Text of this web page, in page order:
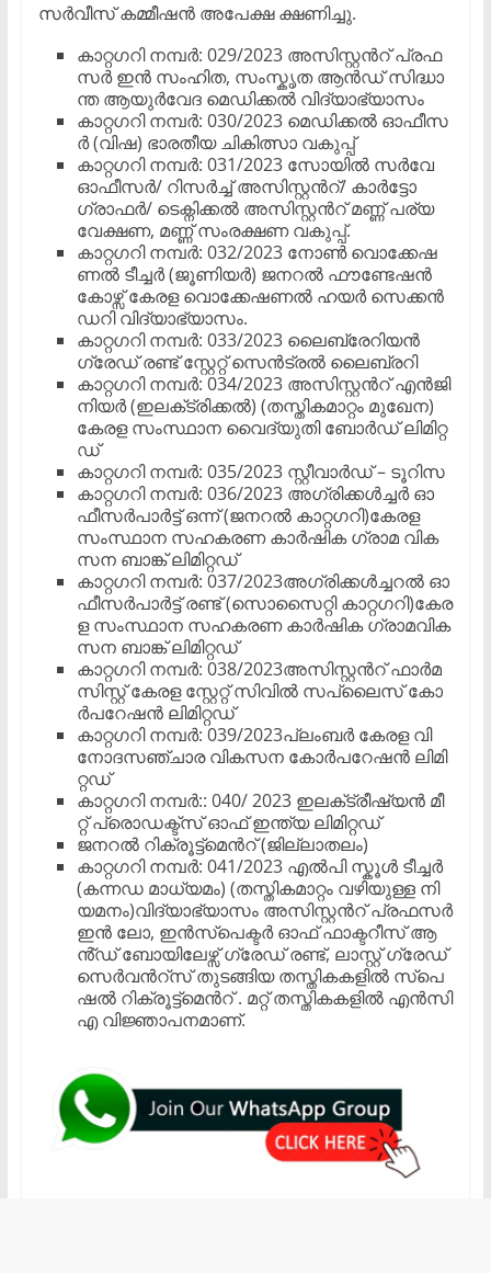
സ​ർ​വീ​സ് ക​മ്മീ​ഷ​ൻ അ​പേ​ക്ഷ ക്ഷ​ണി​ച്ചു.
കാ​റ്റ​ഗ​റി ന​മ്പർ: 029/2023 അ​സി​സ്റ്റ​ന്‍റ് പ്ര​ഫ​
സ​ർ ഇ​ൻ സം​ഹി​ത, സം​സ്കൃ​ത ആ​ൻ​ഡ് സി​ദ്ധാ​
ന്ത ആ​യു​ർ​വേ​ദ മെ​ഡി​ക്ക​ൽ വി​ദ്യാ​ഭ്യാ​സം
കാ​റ്റ​ഗ​റി ന​മ്പർ: 030/2023 മെ​ഡി​ക്ക​ൽ ഓ​ഫീ​സ​
ർ (വി​ഷ) ഭാ​ര​തീ​യ ചി​കി​ത്സാ വ​കു​പ്പ്
കാ​റ്റ​ഗ​റി ന​മ്പർ: 031/2023 സോ​യി​ൽ സ​ർ​വേ
ഓ​ഫീ​സ​ർ/ റി​സ​ർ​ച്ച് അ​സി​സ്റ്റ​ന്‍റ്/ കാ​ർ​ട്ടോ​
ഗ്രാ​ഫ​ർ/ ടെ​ക്നി​ക്ക​ൽ അ​സി​സ്റ്റ​ന്‍റ് മ​ണ്ണ് പ​ര്യ​
വേ​ക്ഷ​ണ, മ​ണ്ണ് സം​ര​ക്ഷ​ണ വ​കു​പ്പ്.
കാ​റ്റ​ഗ​റി ന​മ്പർ: 032/2023 നോ​ണ്‍ വൊ​ക്കേ​ഷ​
ണ​ൽ ടീ​ച്ച​ർ (ജൂ​ണി​യ​ർ) ജ​ന​റ​ൽ ഫൗ​ണ്ടേ​ഷ​ൻ
കോ​ഴ്സ് കേ​ര​ള വൊ​ക്കേ​ഷ​ണ​ൽ ഹ​യ​ർ സെ​ക്ക​ൻ​
ഡ​റി വി​ദ്യാ​ഭ്യാ​സം.
കാ​റ്റ​ഗ​റി ന​മ്പർ: 033/2023 ലൈ​ബ്രേ​റി​യ​ൻ
ഗ്രേ​ഡ് ര​ണ്ട് സ്റ്റേ​റ്റ് സെ​ൻ​ട്ര​ൽ ലൈ​ബ്ര​റി
കാ​റ്റ​ഗ​റി ന​മ്പർ: 034/2023 അ​സി​സ്റ്റ​ന്‍റ് എ​ൻ​ജി​
നി​യ​ർ (ഇ​ല​ക്‌​ട്രി​ക്ക​ൽ) (ത​സ്തി​ക​മാ​റ്റം മു​ഖേ​ന)
കേ​ര​ള സം​സ്ഥാ​ന വൈ​ദ്യു​തി ബോ​ർ​ഡ് ലി​മി​റ്റ​
ഡ്
കാ​റ്റ​ഗ​റി ന​മ്പർ: 035/2023 സ്റ്റീ​വാ​ർ​ഡ് – ടൂ​റി​സ
കാ​റ്റ​ഗ​റി ന​മ്പർ: 036/2023 അ​ഗ്രി​ക്ക​ൾ​ച്ച​ർ ഓ​
ഫീ​സ​ർപാ​ർ​ട്ട് ഒ​ന്ന് (ജ​ന​റ​ൽ കാ​റ്റ​ഗ​റി)കേ​ര​ള
സം​സ്ഥാ​ന സ​ഹ​ക​ര​ണ കാ​ർ​ഷി​ക ഗ്രാ​മ വി​ക​
സ​ന ബാ​ങ്ക് ലി​മി​റ്റ​ഡ്
കാ​റ്റ​ഗ​റി ന​മ്പർ: 037/2023അ​ഗ്രി​ക്ക​ൾ​ച്ച​റ​ൽ ഓ​
ഫീ​സ​ർപാ​ർ​ട്ട് ര​ണ്ട് (സൊ​സൈ​റ്റി കാ​റ്റ​ഗ​റി)കേ​ര​
ള സം​സ്ഥാ​ന സ​ഹ​ക​ര​ണ കാ​ർ​ഷി​ക ഗ്രാ​മ​വി​ക​
സ​ന ബാ​ങ്ക് ലി​മി​റ്റ​ഡ്
കാ​റ്റ​ഗ​റി ന​മ്പർ: 038/2023അ​സി​സ്റ്റ​ന്‍റ് ഫാ​ർ​മ​
സി​സ്റ്റ് കേ​ര​ള സ്റ്റേ​റ്റ് സി​വി​ൽ സ​പ്ലൈ​സ് കോ​
ർ​പ​റേ​ഷ​ൻ ലി​മി​റ്റ​ഡ്
കാ​റ്റ​ഗ​റി ന​മ്പർ: 039/2023പ്ലം​ബ​ർ കേ​ര​ള വി​
നോ​ദ​സ​ഞ്ചാ​ര വി​ക​സ​ന കോ​ർ​പ​റേ​ഷ​ൻ ലി​മി​
റ്റ​ഡ്
കാ​റ്റ​ഗ​റി ന​മ്പർ:: 040/ 2023 ഇ​ല​ക്‌​ട്രീ​ഷ്യ​ൻ മീ​
റ്റ് പ്രൊ​ഡ​ക്ട്സ് ഓ​ഫ് ഇ​ന്ത്യ ലി​മി​റ്റ​ഡ്
ജ​ന​റ​ൽ റി​ക്രൂ​ട്ട്മെ​ന്‍റ് (ജി​ല്ലാ​ത​ലം)
കാ​റ്റ​ഗ​റി ന​മ്പർ: 041/2023 എ​ൽ​പി സ്കൂ​ൾ ടീ​ച്ച​ർ
(ക​ന്ന​ഡ മാ​ധ്യ​മം) (ത​സ്തി​ക​മാ​റ്റം വ​ഴി​യു​ള്ള നി​
യ​മ​നം)വി​ദ്യാ​ഭ്യാ​സം അ​സി​സ്റ്റ​ന്‍റ് പ്ര​ഫ​സ​ർ
ഇ​ൻ ലോ, ​ഇ​ൻ​സ്പെ​ക്ട​ർ ഓ​ഫ് ഫാ​ക്ട​റീ​സ് ആ​
ൻ്ഡ് ബോ​യി​ലേ​ഴ്സ് ഗ്രേ​ഡ് ര​ണ്ട്, ലാ​സ്റ്റ് ഗ്രേ​ഡ്
സെ​ർ​വ​ന്‍റ്സ് തു​ട​ങ്ങി​യ ത​സ്തി​ക​ക​ളി​ൽ സ്പെ​
ഷ​ൽ റി​ക്രൂ​ട്ട്മെ​ൻറ് . മറ്റ് ത​സ്തി​ക​ക​ളി​ൽ എ​ൻ​സി​
എ വി​ജ്ഞാ​പ​നമാ​ണ്.